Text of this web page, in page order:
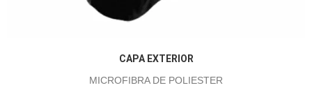
CAPA EXTERIOR
MICROFIBRA DE POLIESTER